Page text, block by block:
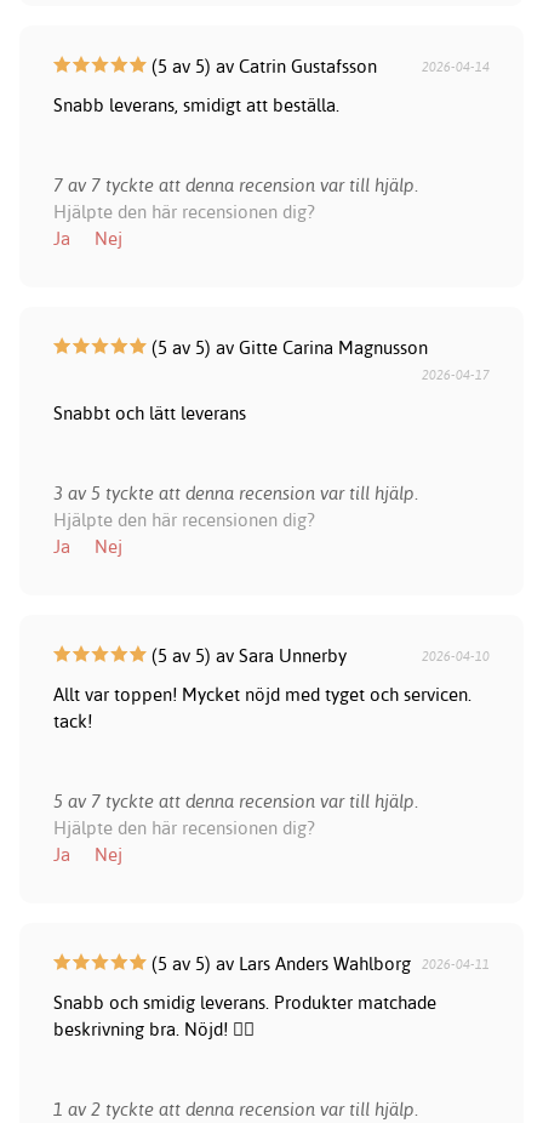
(5 av 5) av Catrin Gustafsson 2026-04-14
Snabb leverans, smidigt att beställa.
7 av 7 tyckte att denna recension var till hjälp.
Hjälpte den här recensionen dig?
Ja
Nej
(5 av 5) av Gitte Carina Magnusson
2026-04-17
Snabbt och lätt leverans
3 av 5 tyckte att denna recension var till hjälp.
Hjälpte den här recensionen dig?
Ja
Nej
(5 av 5) av Sara Unnerby 2026-04-10
Allt var toppen! Mycket nöjd med tyget och servicen.
tack!
5 av 7 tyckte att denna recension var till hjälp.
Hjälpte den här recensionen dig?
Ja
Nej
(5 av 5) av Lars Anders Wahlborg 2026-04-11
Snabb och smidig leverans. Produkter matchade
beskrivning bra. Nöjd! 👍🏻
1 av 2 tyckte att denna recension var till hjälp.